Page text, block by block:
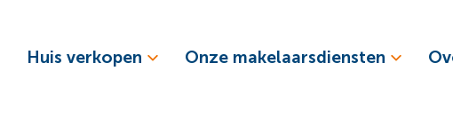
Huis verkopen Onze makelaarsdiensten